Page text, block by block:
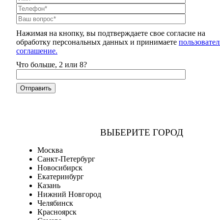
Нажимая на кнопку, вы подтверждаете свое согласие на
обработку персональных данных и принимаете
соглашение.
Что больше, 2 или 8?
ВЫБЕРИТЕ ГОРОД
Москва
Санкт-Петербург
Новосибирск
Екатеринбург
Казань
Нижний Новгород
Челябинск
Красноярск